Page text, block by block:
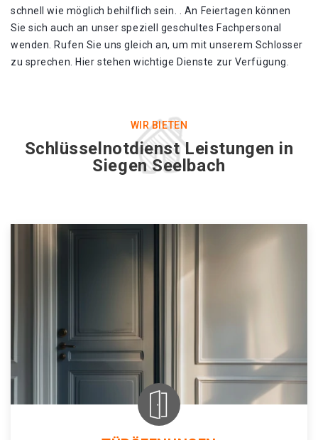
schnell wie möglich behilflich sein. . An Feiertagen können
Sie sich auch an unser speziell geschultes Fachpersonal
wenden. Rufen Sie uns gleich an, um mit unserem Schlosser
zu sprechen. Hier stehen wichtige Dienste zur Verfügung.
WIR BIETEN
Schlüsselnotdienst Leistungen in
Siegen Seelbach